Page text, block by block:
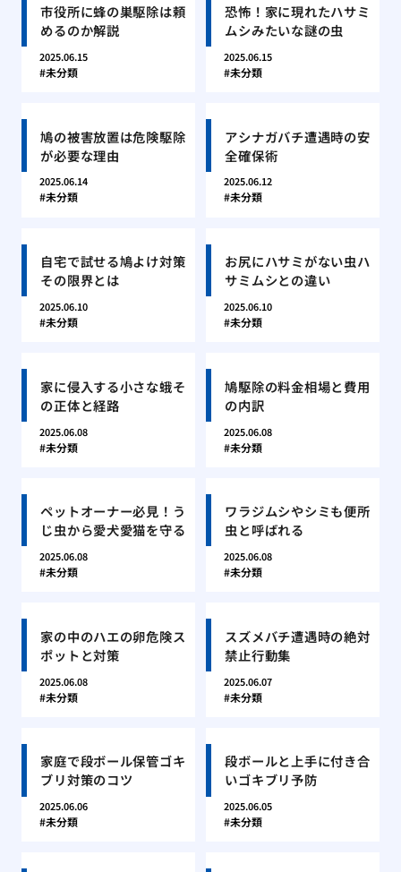
市役所に蜂の巣駆除は頼
めるのか解説
2025.06.15
未分類
恐怖！家に現れたハサミ
ムシみたいな謎の虫
2025.06.15
未分類
鳩の被害放置は危険駆除
が必要な理由
2025.06.14
未分類
アシナガバチ遭遇時の安
全確保術
2025.06.12
未分類
自宅で試せる鳩よけ対策
その限界とは
2025.06.10
未分類
お尻にハサミがない虫ハ
サミムシとの違い
2025.06.10
未分類
家に侵入する小さな蛾そ
の正体と経路
2025.06.08
未分類
鳩駆除の料金相場と費用
の内訳
2025.06.08
未分類
ペットオーナー必見！う
じ虫から愛犬愛猫を守る
2025.06.08
未分類
ワラジムシやシミも便所
虫と呼ばれる
2025.06.08
未分類
家の中のハエの卵危険ス
ポットと対策
2025.06.08
未分類
スズメバチ遭遇時の絶対
禁止行動集
2025.06.07
未分類
家庭で段ボール保管ゴキ
ブリ対策のコツ
2025.06.06
未分類
段ボールと上手に付き合
いゴキブリ予防
2025.06.05
未分類